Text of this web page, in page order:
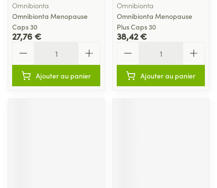
Omnibionta
Omnibionta Menopause
Caps 30
27,76 €
Ajouter au panier
Omnibionta
Omnibionta Menopause
Plus Caps 30
38,42 €
Ajouter au panier